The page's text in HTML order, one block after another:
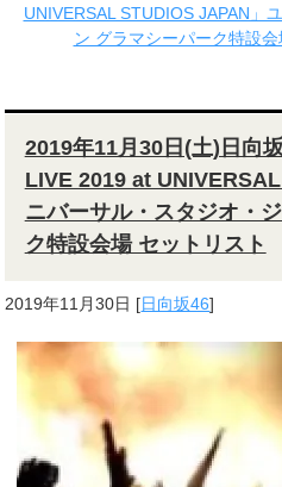
UNIVERSAL STUDIOS JAPAN」
ン グラマシーパーク特設
2019年11月30日(土)日向
LIVE 2019 at
ニバーサル・スタジオ・
ク特設会場 セットリスト
2019年11月30日 [日向坂46]